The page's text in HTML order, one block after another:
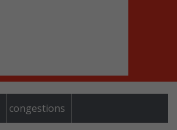
congestions